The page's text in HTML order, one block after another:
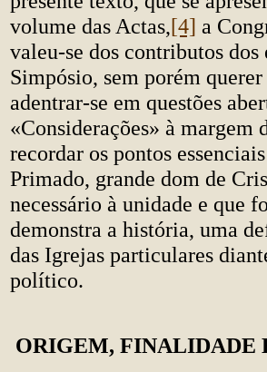
volume das Actas,[4] a
valeu-se dos contributos
Simpósio, sem porém
adentrar-se em questões
«Considerações» à margem
recordar os pontos
Primado, grande dom de
necessário à unidade e que
demonstra a história, uma
das Igrejas particulares
político.
ORIGEM, FINALIDADE